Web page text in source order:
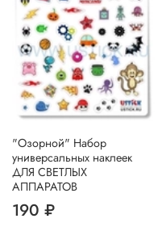
"Озорной" Набор
универсальных наклеек
ДЛЯ СВЕТЛЫХ
АППАРАТОВ
190 ₽